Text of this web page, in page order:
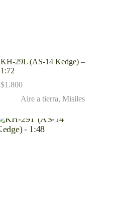
KH-29L (AS-14 Kedge) –
1:72
$1.800
Aire a tierra,Misiles